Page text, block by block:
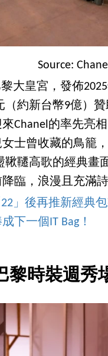
Source:
大皇宮，發佈
（約新台幣9億）
Chanel的率先亮
士曾收藏的鳥籠
鞦韆高歌的經典畫
臨，浪漫且充滿詩
」後再推新經典
下一個IT Bag！
黎時裝週秀